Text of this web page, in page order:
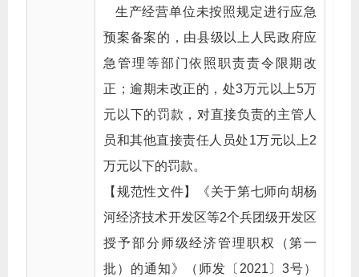
生产经营单位未按照规定进行应急
预案备案的，由县级以上人民政府应
急管理等部门依照职责责令限期改
正；逾期未改正的，处3万元以上5万
元以下的罚款，对直接负责的主管人
员和其他直接责任人员处1万元以上2
万元以下的罚款。
【规范性文件】《关于第七师向胡杨
河经济技术开发区等2个兵团级开发区
授予部分师级经济管理职权（第一
批）的通知》（师发〔2021〕3号）